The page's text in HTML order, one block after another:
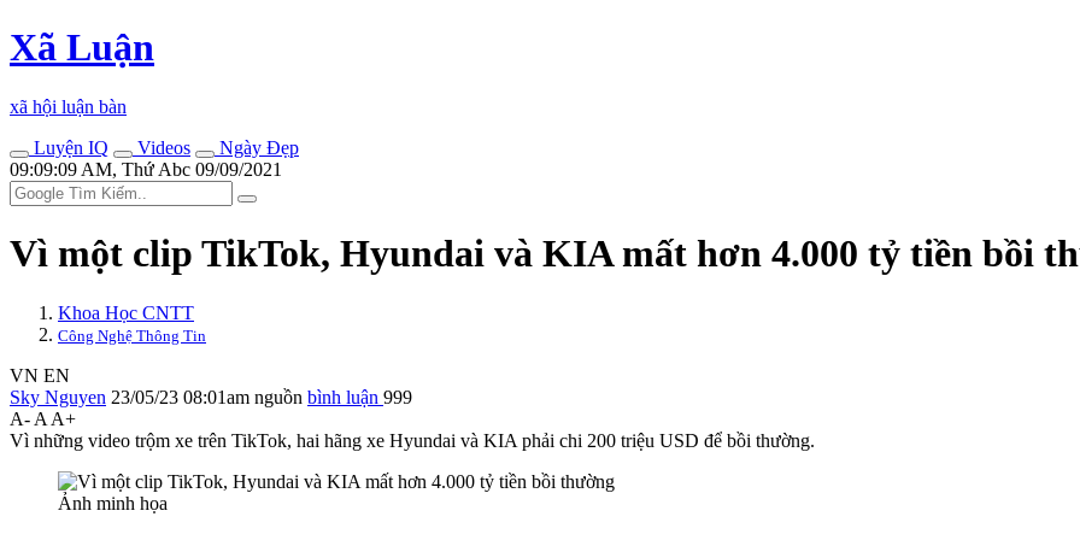
Xã Luận
xã hội luận bàn
Luyện IQ
Videos
Ngày Đẹp
09:09:09 AM, Thứ Abc 09/09/2021
Vì một clip TikTok, Hyundai và KIA mất hơn 4.000 tỷ tiền bồi
Khoa Học CNTT
Công Nghệ Thông Tin
VN EN
Sky Nguyen 23/05/23 08:01am nguồn bình luận 999
A- A A+
Vì những video trộm xe trên TikTok, hai hãng xe Hyundai và KIA phải chi 200 triệu USD để bồi thường.
Ảnh minh họa